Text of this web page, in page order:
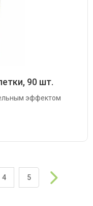
90 шт.
эффектом
4 5 »